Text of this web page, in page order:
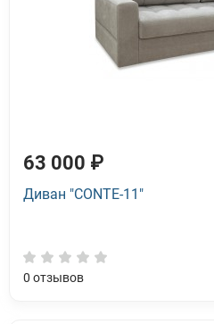
63 000 ₽
Диван "CONTE-11"
0 отзывов